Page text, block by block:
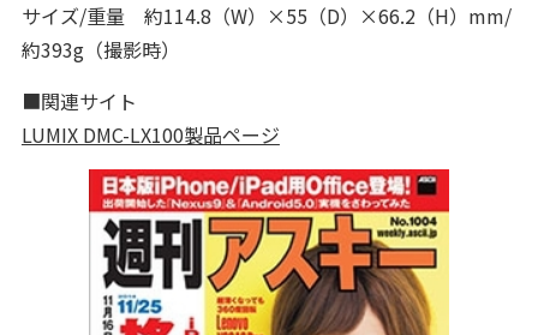
サイズ/重量 約114.8（W）×55（D）×66.2（H）mm/
約393g（撮影時）
■関連サイト
LUMIX DMC-LX100製品ページ